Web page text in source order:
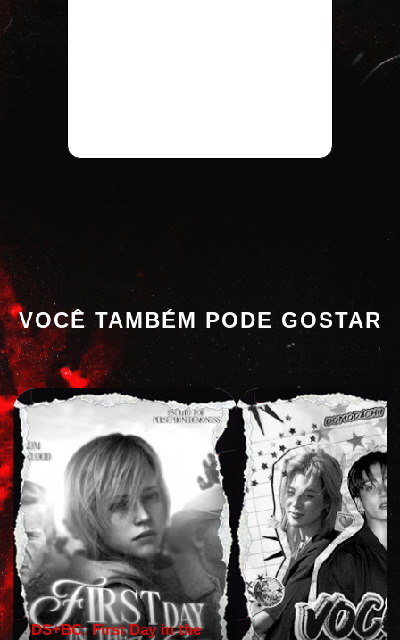
VOCÊ TAMBÉM PODE GOSTAR
DS+BC: First Day in the